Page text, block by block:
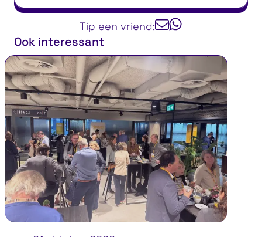
Tip een vriend:
Ook interessant